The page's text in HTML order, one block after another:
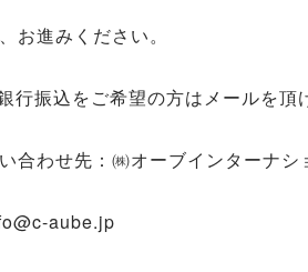
お進みください。
行振込をご希望の方はメールを頂
合わせ先：㈱オーブインターナ
aube.jp